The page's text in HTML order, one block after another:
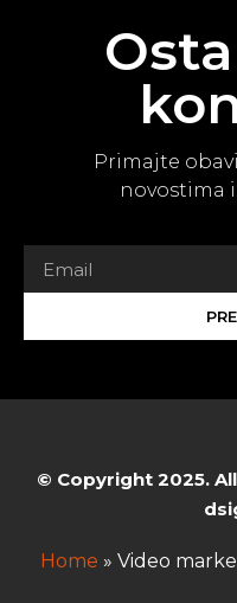
Primajte
novostima
© Copyright 2025.
Home » Video